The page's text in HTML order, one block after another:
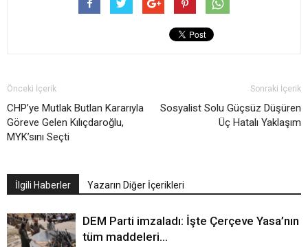
Önceki İçerik
CHP’ye Mutlak Butlan Kararıyla
Göreve Gelen Kılıçdaroğlu,
MYK’sını Seçti
Sonraki İçerik
Sosyalist Solu Güçsüz Düşüren
Üç Hatalı Yaklaşım
İlgili Haberler Yazarın Diğer İçerikleri
DEM Parti imzaladı: İşte Çerçeve Yasa’nın
tüm maddeleri…